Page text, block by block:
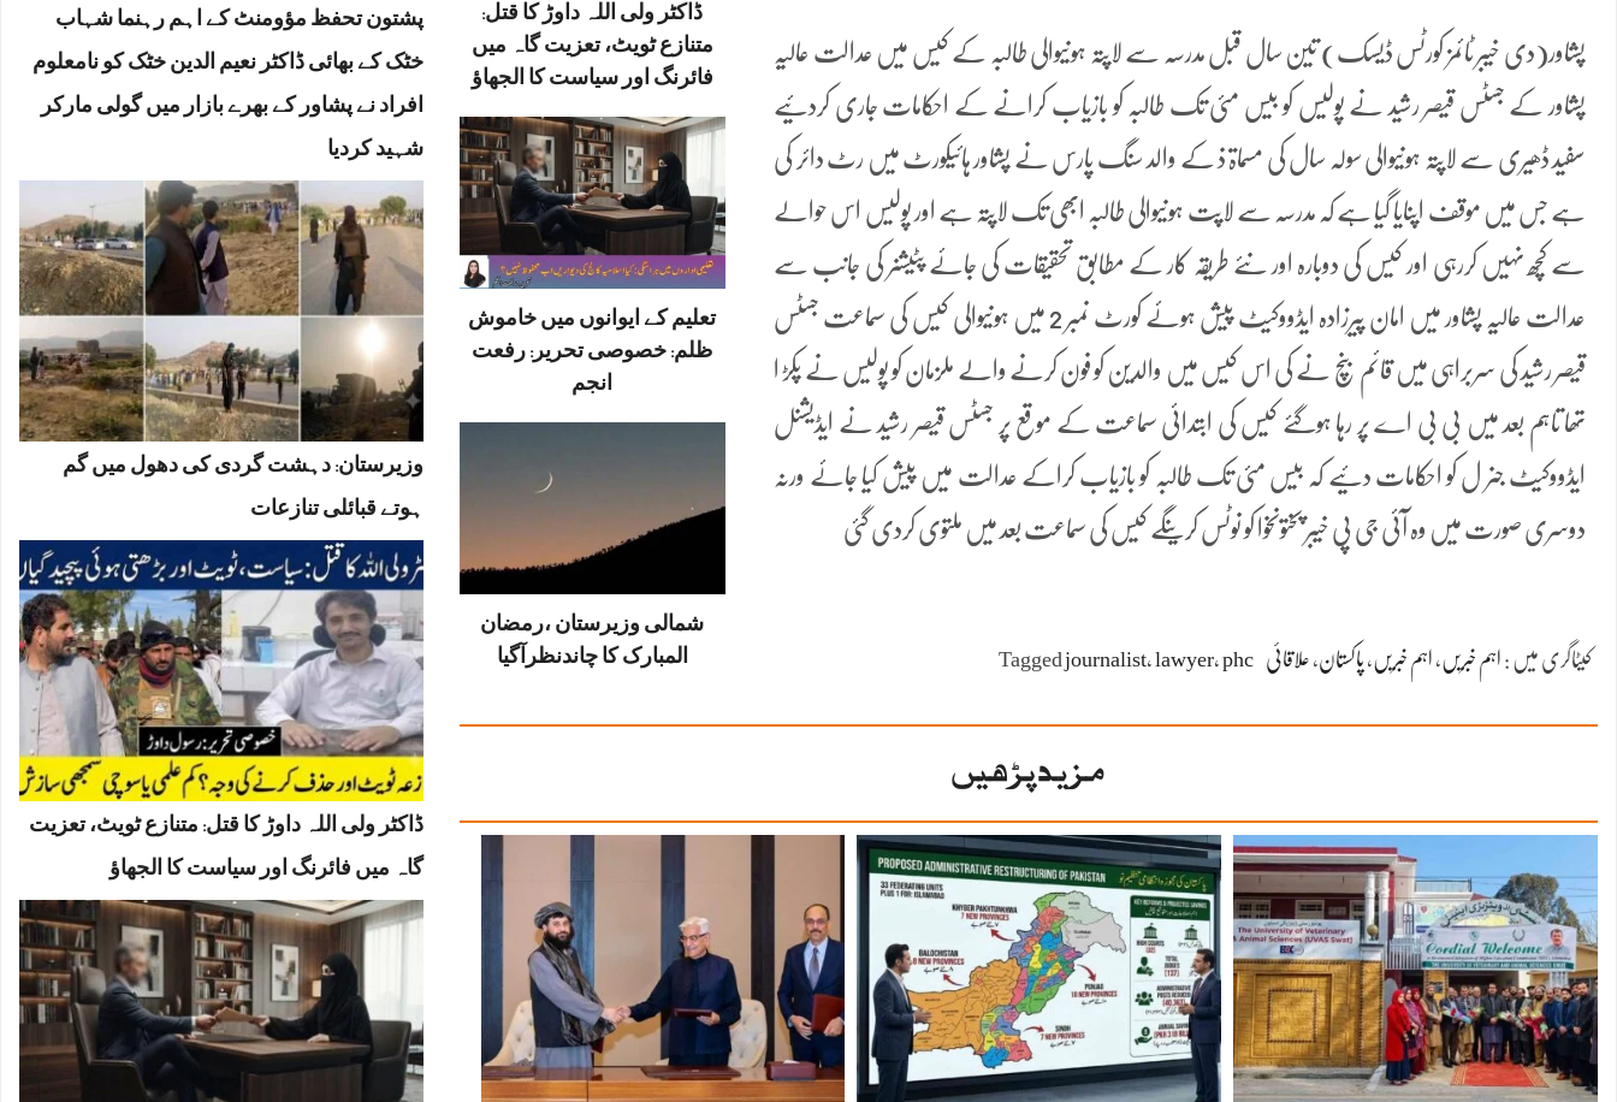
ڈاکٹر ولی اللہ داوڑ کا قتل:
متنازع ٹویٹ، تعزیت گاہ میں
فائرنگ اور سیاست کا الجھاؤ
تعلیم کے ایوانوں میں خاموش
ظلم: خصوصی تحریر: رفعت
انجم
شمالی وزیرستان ،رمضان
المبارک کا چاندنظرآگیا
پشاور(دی خیبر ٹائمز کورٹس ڈیسک) تین سال قبل مدرسہ سے لاپتہ ہونیوالی طالبہ کے کیس میں عدالت عالیہ
پشاور کے جسٹس قیصر رشید نے پولیس کو بیس مئی تک طالبہ کو بازیاب کرانے کے احکامات جاری کردئیے
سفید ڈھیری سے لاپتہ ہونیوالی سولہ سال کی مسماۃ ذ کے والد سنگ پارس نے پشاور ہائیکورٹ میں رٹ دائر کی
ہے جس میں موقف اپنایا گیا ہے کہ مدرسہ سے لاپت ہونیوالی طالبہ ابھی تک لاپتہ ہے اور پولیس اس حوالے
سے کچھ نہیں کررہی اور کیس کی دوبارہ اور نئے طریقہ کار کے مطابق تحقیقات کی جائے پٹیشنر کی جانب سے
عدالت عالیہ پشاور میں امان پیرزادہ ایڈووکیٹ پیش ہوئے کورٹ نمبر 2 میں ہونیوالی کیس کی سماعت جسٹس
قیصر رشید کی سربراہی میں قائم بنچ نے کی اس کیس میں والدین کو فون کرنے والے ملزمان کو پولیس نے پکڑ ا
تھا تاہم بعد میں بی بی اے پر رہا ہوگئے کیس کی ابتدائی سماعت کے موقع پر جسٹس قیصر رشید نے ایڈیشنل
ایڈووکیٹ جنر ل کو احکامات دئیے کہ بیس مئی تک طالبہ کو بازیاب کراکے عدالت میں پیش کیا جائے ورنہ
دوسری صورت میں وہ آئی جی پی خیبر پختونخوا کو نوٹس کرینگے کیس کی سماعت بعد میں ملتوی کردی گئی
کیٹاگری میں : اہم خبریں ، اہم خبریں ، پاکستان، علاقائی Tagged journalist، lawyer، phc
مزید پڑھیں
پشتون تحفظ مؤومنٹ کے اہم رہنما شہاب
خٹک کے بھائی ڈاکٹر نعیم الدین خٹک کو نامعلوم
افراد نے پشاور کے بھرے بازار میں گولی مارکر
شہید کردیا
وزیرستان: دہشت گردی کی دھول میں گم
ہوتے قبائلی تنازعات
ڈاکٹر ولی اللہ داوڑ کا قتل: متنازع ٹویٹ، تعزیت
گاہ میں فائرنگ اور سیاست کا الجھاؤ